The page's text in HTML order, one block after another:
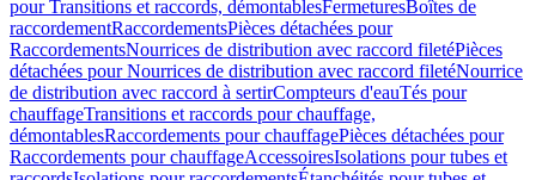
pour Transitions et raccords, démontablesFermeturesBoîtes de
raccordementRaccordementsPièces détachées pour
RaccordementsNourrices de distribution avec raccord filetéPièces
détachées pour Nourrices de distribution avec raccord filetéNourrice
de distribution avec raccord à sertirCompteurs d'eauTés pour
chauffageTransitions et raccords pour chauffage,
démontablesRaccordements pour chauffagePièces détachées pour
Raccordements pour chauffageAccessoiresIsolations pour tubes et